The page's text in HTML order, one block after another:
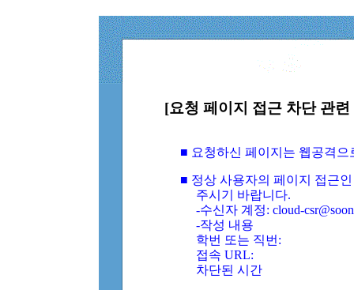
[요청 페이지 접근 차단 관
■ 요청하신 페이지는 웹공격
■ 정상 사용자의 페이지 접근
주시기 바랍니다.
-수신자 계정: cloud-
-작성 내용
학번 또는 직번:
접속 URL:
차단된 시간